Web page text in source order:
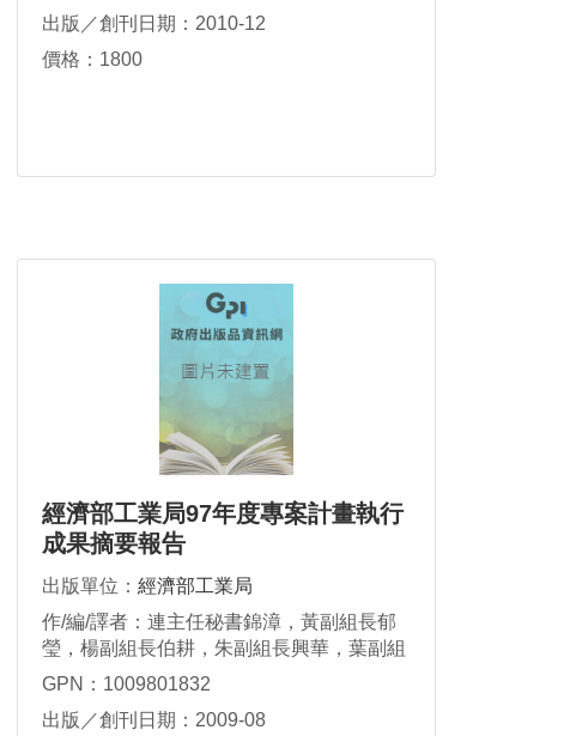
出版／創刊日期：2010-12
價格：1800
經濟部工業局97年度專案計畫執行
成果摘要報告
出版單位： 經濟部工業局
作/編/譯者：連主任秘書錦漳，黃副組長郁
瑩，楊副組長伯耕，朱副組長興華，葉副組
長至誠，邱副組長求慧，傅副組長偉祥，陸
GPN：1009801832
出版／創刊日期：2009-08